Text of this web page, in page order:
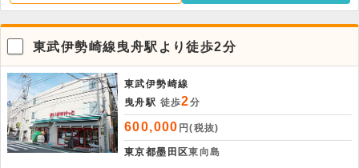
東武伊勢崎線曳舟駅より徒歩2分
東武伊勢崎線
曳舟駅 徒歩2分
600,000 円(税抜)
東京都墨田区東向島